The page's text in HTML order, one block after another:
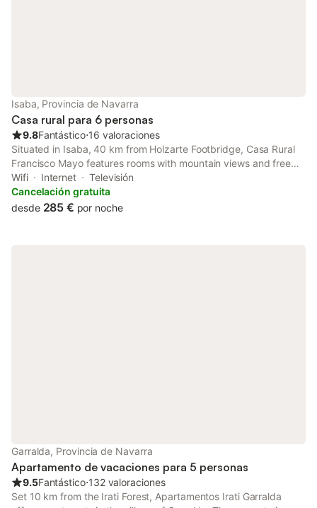
Isaba, Provincia de Navarra
Casa rural para 6 personas
9.8Fantástico⋅16 valoraciones
Situated in Isaba, 40 km from Holzarte Footbridge, Casa Rural
Francisco Mayo features rooms with mountain views and free
WiFi. Guests can enjoy quiet street views.
Wifi Internet
Televisión
Cancelación gratuita
desde 285 € por noche
Garralda, Provincia de Navarra
Apartamento de vacaciones para 5 personas
9.5Fantástico⋅132 valoraciones
Set 10 km from the Irati Forest, Apartamentos Irati Garralda